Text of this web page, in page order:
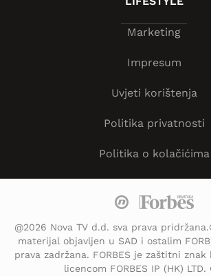
Marketing
Impresum
Uvjeti korištenja
Politika privatnosti
Politika o kolačićima
@2026 Nova TV d.d. sva prava
materijal objavljen u SAD i ostalim
prava zadržana. FORBES je zaštitni
licencom FORBES IP (HK)